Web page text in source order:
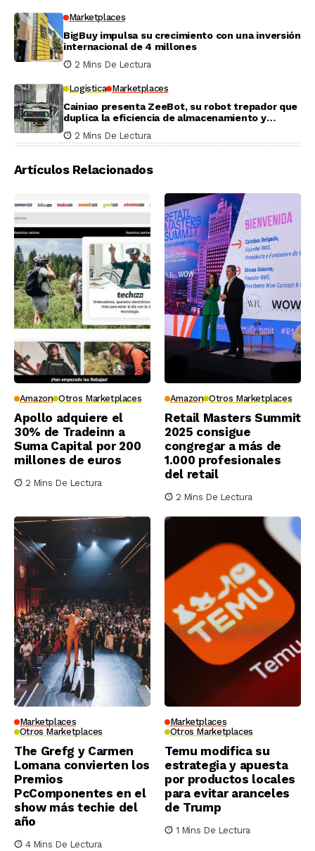
Marketplaces
BigBuy impulsa su crecimiento con una inversión
internacional de 4 millones
2 Mins De Lectura
Logistica Marketplaces
Cainiao presenta ZeeBot, su robot trepador que
duplica la eficiencia de almacenamiento y
recogida en pruebas reales
2 Mins De Lectura
Artículos Relacionados
Amazon Otros Marketplaces
Apollo adquiere el
30% de Tradeinn a
Suma Capital por 200
millones de euros
2 Mins De Lectura
Amazon Otros Marketplaces
Retail Masters Summit
2025 consigue
congregar a más de
1.000 profesionales
del retail
2 Mins De Lectura
Marketplaces
Otros Marketplaces
The Grefg y Carmen
Lomana convierten los
Premios
PcComponentes en el
show más techie del
año
4 Mins De Lectura
Marketplaces
Otros Marketplaces
Temu modifica su
estrategia y apuesta
por productos locales
para evitar aranceles
de Trump
1 Mins De Lectura